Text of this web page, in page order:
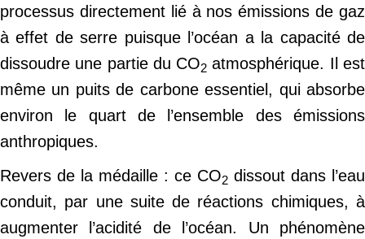
processus directement lié à nos émissions de gaz
à effet de serre puisque l’océan a la capacité de
dissoudre une partie du CO2 atmosphérique. Il est
même un puits de carbone essentiel, qui absorbe
environ le quart de l’ensemble des émissions
anthropiques.
Revers de la médaille : ce CO2 dissout dans l’eau
conduit, par une suite de réactions chimiques, à
augmenter l’acidité de l’océan. Un phénomène